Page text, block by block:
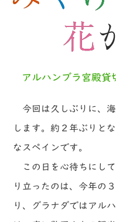
アルハンブラ宮殿貸
今回は久しぶりに、
します。約２年ぶりと
なスペインです。
この日を心待ちにし
り立ったのは、今年の
り、グラナダではアル